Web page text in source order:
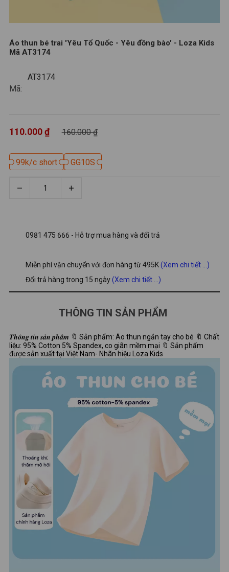
Áo thun bé trai 'Yêu Tổ Quốc - Yêu đồng bào' - Loza Kids
Mã AT3174
Mã:
160.000 ₫
110.000 ₫
0981 475 666 - Hỗ trợ mua hàng và đổi trả
Miễn phí vận chuyển với đơn hàng từ 495K(Xem chi tiết ...)
Đổi trả hàng trong 15 ngày(Xem chi tiết ...)
AT3174
99k/c short
99k/c short GG10S
GG10S
THÔNG TIN SẢN PHẨM
𝑻𝒉𝒐̂𝒏𝒈 𝒕𝒊𝒏 𝒔𝒂̉𝒏 𝒑𝒉𝒂̂̉𝒎 🔖 Sản phẩm: Áo thun ngắn tay cho bé 🔖 Chất
liệu: 95% Cotton 5% Spandex, co giãn mềm mại 🔖 Sản phẩm
được sản xuất tại Việt Nam- Nhãn hiệu Loza Kids